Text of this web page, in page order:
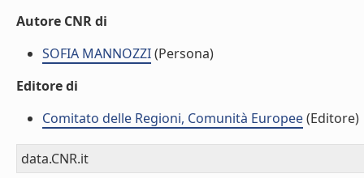
Autore CNR di
SOFIA MANNOZZI(Persona)
Editore di
Comitato delle Regioni, Comunità Europee(Editore)
data.CNR.it